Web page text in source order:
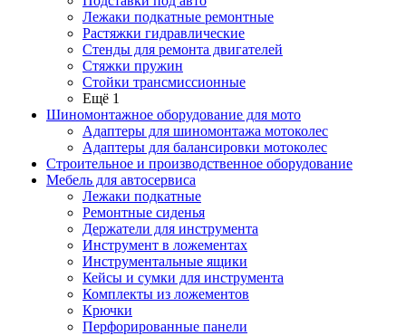
Лежаки подкатные ремонтные
Растяжки гидравлические
Стенды для ремонта двигателей
Стяжки пружин
Стойки трансмиссионные
Ещё 1
Шиномонтажное оборудование для мото
Адаптеры для шиномонтажа мотоколес
Адаптеры для балансировки мотоколес
Строительное и производственное оборудование
Мебель для автосервиса
Лежаки подкатные
Ремонтные сиденья
Держатели для инструмента
Инструмент в ложементах
Инструментальные ящики
Кейсы и сумки для инструмента
Комплекты из ложементов
Крючки
Перфорированные панели